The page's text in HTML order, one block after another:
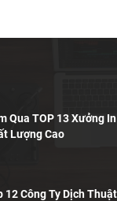
Qua TOP 13 Xưởng
Lượng Cao
12 Công Ty Dịch